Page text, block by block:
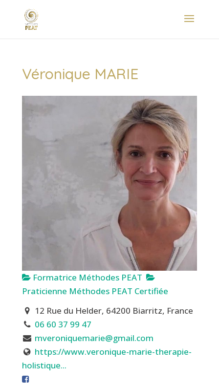
Véronique MARIE
Formatrice Méthodes PEAT
Praticienne Méthodes PEAT Certifiée
12 Rue du Helder, 64200 Biarritz, France
06 60 37 99 47
mveroniquemarie@gmail.com
https://www.veronique-marie-therapie-
holistique...